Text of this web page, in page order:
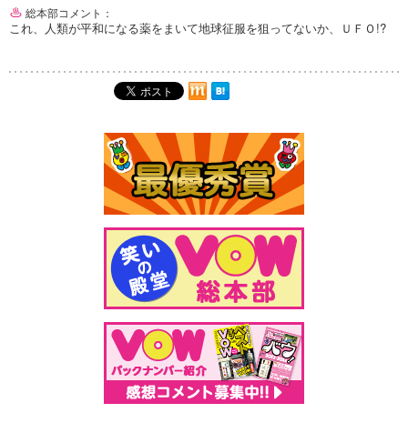
総本部コメント：
これ、人類が平和になる薬をまいて地球征服を狙ってないか、ＵＦＯ!?